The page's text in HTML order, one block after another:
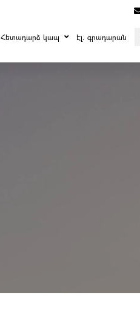
Հետադարձ կապ Էլ. գրադարան